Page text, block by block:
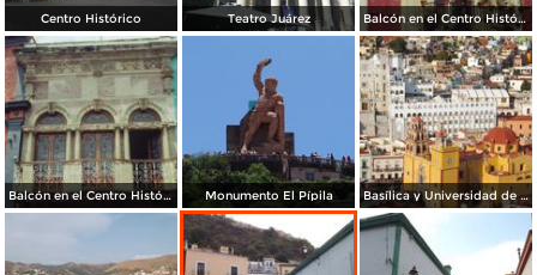
Centro Histórico Teatro Juárez Balcón en el Centro Histórico
Balcón en el Centro Histórico Monumento El Pípila Basílica y Universidad de Guanajuato